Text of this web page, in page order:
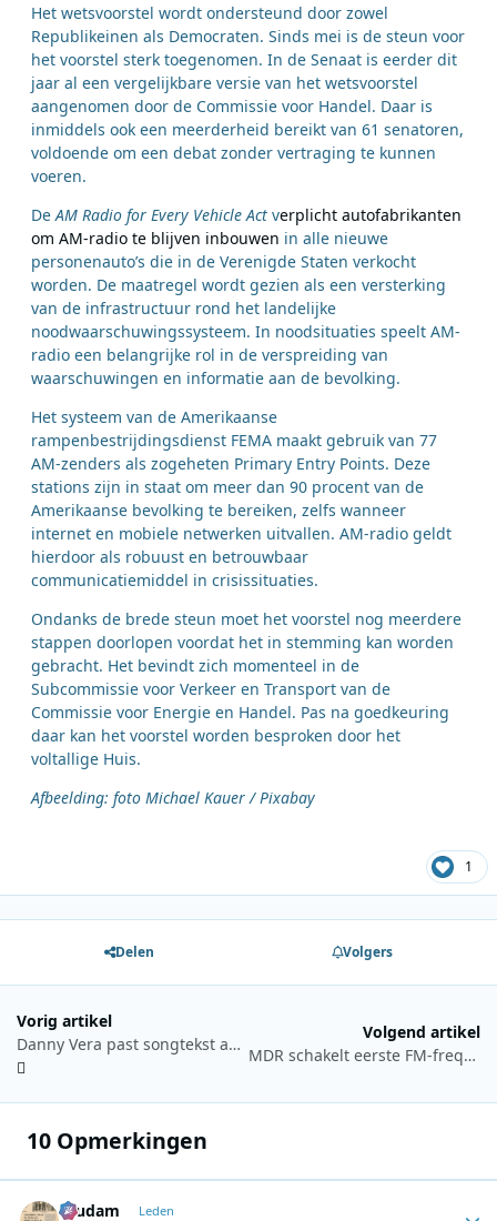
Het wetsvoorstel wordt ondersteund door zowel
Republikeinen als Democraten. Sinds mei is de steun voor
het voorstel sterk toegenomen. In de Senaat is eerder dit
jaar al een vergelijkbare versie van het wetsvoorstel
aangenomen door de Commissie voor Handel. Daar is
inmiddels ook een meerderheid bereikt van 61 senatoren,
voldoende om een debat zonder vertraging te kunnen
voeren.
De AM Radio for Every Vehicle Act verplicht autofabrikanten
om AM-radio te blijven inbouwen in alle nieuwe
personenauto’s die in de Verenigde Staten verkocht
worden. De maatregel wordt gezien als een versterking
van de infrastructuur rond het landelijke
noodwaarschuwingssysteem. In noodsituaties speelt AM-
radio een belangrijke rol in de verspreiding van
waarschuwingen en informatie aan de bevolking.
Het systeem van de Amerikaanse
rampenbestrijdingsdienst FEMA maakt gebruik van 77
AM-zenders als zogeheten Primary Entry Points. Deze
stations zijn in staat om meer dan 90 procent van de
Amerikaanse bevolking te bereiken, zelfs wanneer
internet en mobiele netwerken uitvallen. AM-radio geldt
hierdoor als robuust en betrouwbaar
communicatiemiddel in crisissituaties.
Ondanks de brede steun moet het voorstel nog meerdere
stappen doorlopen voordat het in stemming kan worden
gebracht. Het bevindt zich momenteel in de
Subcommissie voor Verkeer en Transport van de
Commissie voor Energie en Handel. Pas na goedkeuring
daar kan het voorstel worden besproken door het
voltallige Huis.
Afbeelding: foto Michael Kauer / Pixabay
1
Delen Volgers
Vorig artikel
Danny Vera past songtekst aan na tip van luisteraar
Volgend artikel
MDR schakelt eerste FM-frequenties uit in overstap naar digitale verspreiding
10 Opmerkingen
ruudam Leden